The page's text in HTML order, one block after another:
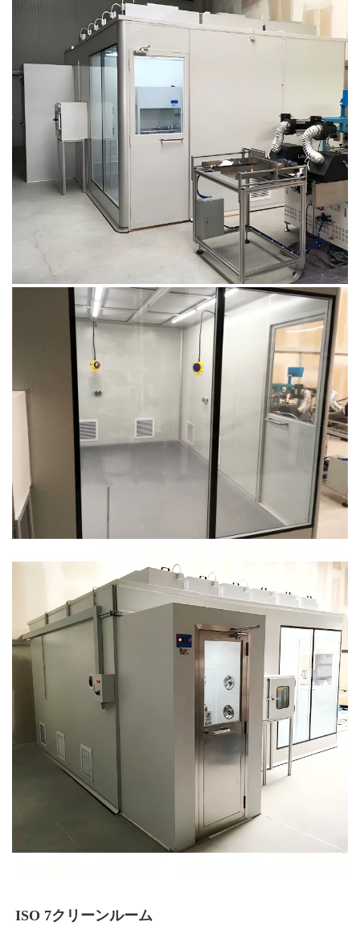
ISO 7クリーンルーム